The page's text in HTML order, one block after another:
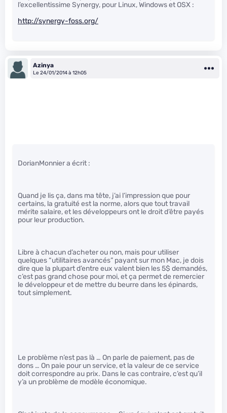
l’excellentissime Synergy, pour Linux, Windows et OSX :
http://synergy-foss.org/
Azinya
Le 24/01/2014 à 12h05
DorianMonnier a écrit :
Quand je lis ça, dans ma tête, j’ai l’impression que pour
certains, la gratuité est la norme, alors que tout travail
mérite salaire, et les développeurs ont le droit d’être payés
pour leur production.
Libre à chacun d’acheter ou non, mais pour utiliser
quelques “utilitaires avancés” payant sur mon Mac, je dois
dire que la plupart d’entre eux valent bien les 5$ demandés,
c’est pas grand chose pour moi, et ça permet de remercier
le développeur et de mettre du beurre dans les épinards,
tout simplement.
Le problème n’est pas là … On parle de paiement, pas de
dons … On paie pour un service, et la valeur de ce service
doit correspondre au prix. Dans le cas contraire, c’est qu’il
y’a un problème de modèle économique.